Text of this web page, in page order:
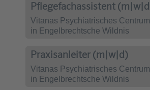
Pflegefachassistent
Vitanas Psychiatrisches
in Engelbrechtsche Wildnis
Praxisanleiter (m|w|d)
Vitanas Psychiatrisches
in Engelbrechtsche Wildnis